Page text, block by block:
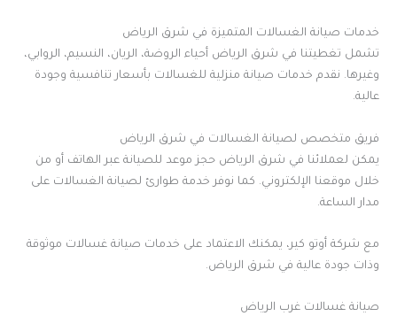
خدمات صيانة الغسالات المتميزة في شرق الرياض
تشمل تغطيتنا في شرق الرياض أحياء الروضة، الريان، النسيم، الروابي،
وغيرها. نقدم خدمات صيانة منزلية للغسالات بأسعار تنافسية وجودة
عالية.
فريق متخصص لصيانة الغسالات في شرق الرياض
يمكن لعملائنا في شرق الرياض حجز موعد للصيانة عبر الهاتف أو من
خلال موقعنا الإلكتروني. كما نوفر خدمة طوارئ لصيانة الغسالات على
مدار الساعة.
مع شركة أوتو كير، يمكنك الاعتماد على خدمات صيانة غسالات موثوقة
وذات جودة عالية في شرق الرياض.
صيانة غسالات غرب الرياض